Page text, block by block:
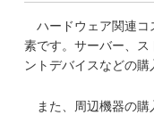
ハードウェア関連
素です。サーバー、
ントデバイスなどの購
また、周辺機器の